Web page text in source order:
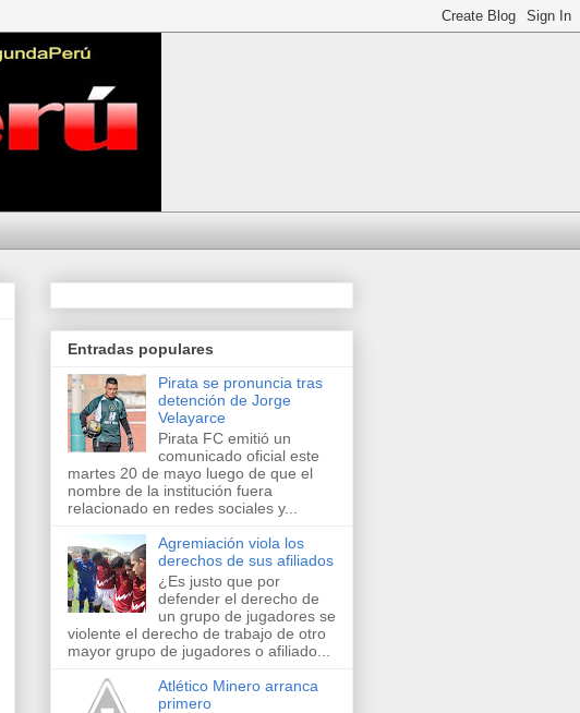
Entradas populares
Pirata se pronuncia tras
detención de Jorge
Velayarce
Pirata FC emitió un
comunicado oficial este
martes 20 de mayo luego de que el
nombre de la institución fuera
relacionado en redes sociales y...
Agremiación viola los
derechos de sus afiliados
¿Es justo que por
defender el derecho de
un grupo de jugadores se
violente el derecho de trabajo de otro
mayor grupo de jugadores o afiliado...
Atlético Minero arranca
primero